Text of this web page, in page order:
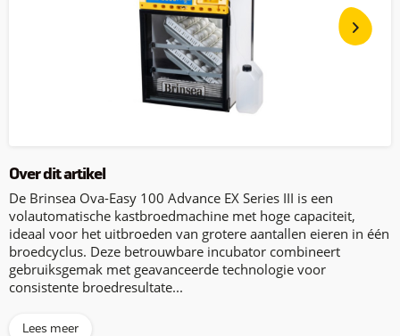
Over dit artikel
De Brinsea Ova-Easy 100 Advance EX Series III is een
volautomatische kastbroedmachine met hoge capaciteit,
ideaal voor het uitbroeden van grotere aantallen eieren in één
broedcyclus. Deze betrouwbare incubator combineert
gebruiksgemak met geavanceerde technologie voor
consistente broedresultate...
Lees meer